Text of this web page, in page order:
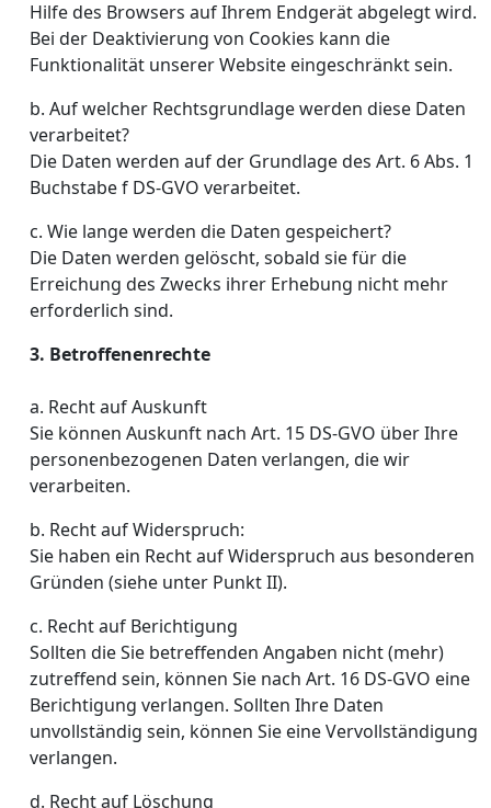
Hilfe des Browsers auf Ihrem Endgerät abgelegt wird.
Bei der Deaktivierung von Cookies kann die
Funktionalität unserer Website eingeschränkt sein.
b. Auf welcher Rechtsgrundlage werden diese Daten
verarbeitet?
Die Daten werden auf der Grundlage des Art. 6 Abs. 1
Buchstabe f DS-GVO verarbeitet.
c. Wie lange werden die Daten gespeichert?
Die Daten werden gelöscht, sobald sie für die
Erreichung des Zwecks ihrer Erhebung nicht mehr
erforderlich sind.
3. Betroffenenrechte
a. Recht auf Auskunft
Sie können Auskunft nach Art. 15 DS-GVO über Ihre
personenbezogenen Daten verlangen, die wir
verarbeiten.
b. Recht auf Widerspruch:
Sie haben ein Recht auf Widerspruch aus besonderen
Gründen (siehe unter Punkt II).
c. Recht auf Berichtigung
Sollten die Sie betreffenden Angaben nicht (mehr)
zutreffend sein, können Sie nach Art. 16 DS-GVO eine
Berichtigung verlangen. Sollten Ihre Daten
unvollständig sein, können Sie eine Vervollständigung
verlangen.
d. Recht auf Löschung